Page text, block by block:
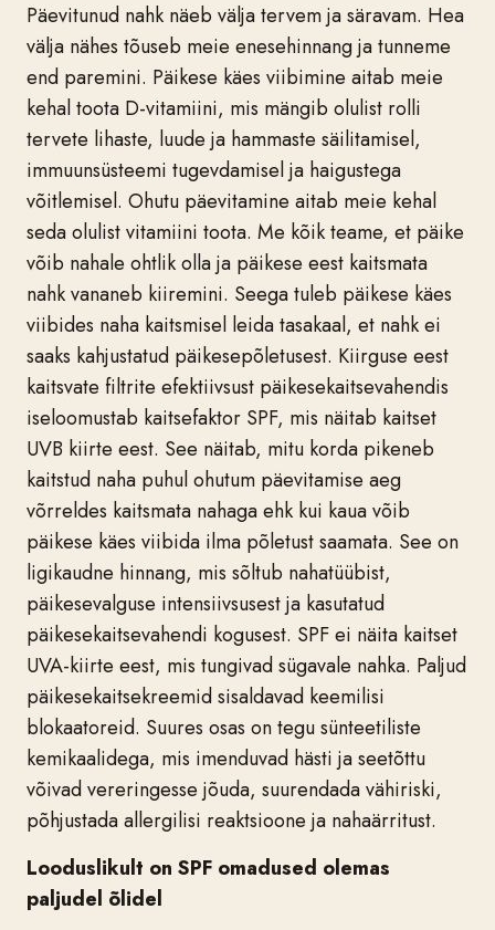
Päevitunud nahk näeb välja tervem ja säravam. Hea
välja nähes tõuseb meie enesehinnang ja tunneme
end paremini. Päikese käes viibimine aitab meie
kehal toota D-vitamiini, mis mängib olulist rolli
tervete lihaste, luude ja hammaste säilitamisel,
immuunsüsteemi tugevdamisel ja haigustega
võitlemisel. Ohutu päevitamine aitab meie kehal
seda olulist vitamiini toota. Me kõik teame, et päike
võib nahale ohtlik olla ja päikese eest kaitsmata
nahk vananeb kiiremini. Seega tuleb päikese käes
viibides naha kaitsmisel leida tasakaal, et nahk ei
saaks kahjustatud päikesepõletusest. Kiirguse eest
kaitsvate filtrite efektiivsust päikesekaitsevahendis
iseloomustab kaitsefaktor SPF, mis näitab kaitset
UVB kiirte eest. See näitab, mitu korda pikeneb
kaitstud naha puhul ohutum päevitamise aeg
võrreldes kaitsmata nahaga ehk kui kaua võib
päikese käes viibida ilma põletust saamata. See on
ligikaudne hinnang, mis sõltub nahatüübist,
päikesevalguse intensiivsusest ja kasutatud
päikesekaitsevahendi kogusest. SPF ei näita kaitset
UVA-kiirte eest, mis tungivad sügavale nahka. Paljud
päikesekaitsekreemid sisaldavad keemilisi
blokaatoreid. Suures osas on tegu sünteetiliste
kemikaalidega, mis imenduvad hästi ja seetõttu
võivad vereringesse jõuda, suurendada vähiriski,
põhjustada allergilisi reaktsioone ja nahaärritust.
Looduslikult on SPF omadused olemas
paljudel õlidel